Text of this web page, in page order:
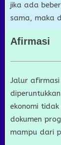
jika ada
sama, maka
Afirmasi
Jalur afirmasi
ekonomi
dokumen
mampu dari